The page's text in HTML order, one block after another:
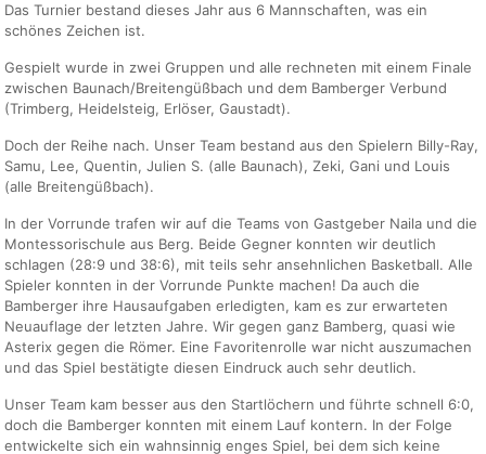
Das Turnier bestand dieses Jahr aus 6 Mannschaften, was ein
schönes Zeichen ist.
Gespielt wurde in zwei Gruppen und alle rechneten mit einem Finale
zwischen Baunach/Breitengüßbach und dem Bamberger Verbund
(Trimberg, Heidelsteig, Erlöser, Gaustadt).
Doch der Reihe nach. Unser Team bestand aus den Spielern Billy-Ray,
Samu, Lee, Quentin, Julien S. (alle Baunach), Zeki, Gani und Louis
(alle Breitengüßbach).
In der Vorrunde trafen wir auf die Teams von Gastgeber Naila und die
Montessorischule aus Berg. Beide Gegner konnten wir deutlich
schlagen (28:9 und 38:6), mit teils sehr ansehnlichen Basketball. Alle
Spieler konnten in der Vorrunde Punkte machen! Da auch die
Bamberger ihre Hausaufgaben erledigten, kam es zur erwarteten
Neuauflage der letzten Jahre. Wir gegen ganz Bamberg, quasi wie
Asterix gegen die Römer. Eine Favoritenrolle war nicht auszumachen
und das Spiel bestätigte diesen Eindruck auch sehr deutlich.
Unser Team kam besser aus den Startlöchern und führte schnell 6:0,
doch die Bamberger konnten mit einem Lauf kontern. In der Folge
entwickelte sich ein wahnsinnig enges Spiel, bei dem sich keine